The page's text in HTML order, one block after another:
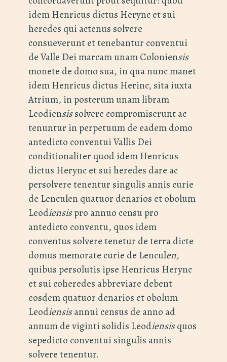
idem Henricus dictus Herync et sui
heredes qui actenus solvere
consueverunt et tenebantur conventui
de Valle Dei marcam unam Coloniensis
monete de domo sua, in qua nunc manet
idem Henricus dictus Herinc, sita iuxta
Atrium, in posterum unam libram
Leodiensissolvere compromiserunt ac
tenuntur in perpetuum de eadem domo
antedicto conventui Vallis Dei
conditionaliter quod idem Henricus
dictus Herync et sui heredes dare ac
persolvere tenentur singulis annis curie
de Lenculen quatuor denarios et obolum
Leodiensispro annuo censu pro
antedicto conventu, quos idem
conventus solvere tenetur de terra dicte
domus memorate curie de Lenculen,
quibus persolutis ipse Henricus Herync
et sui coheredes abbreviare debent
eosdem quatuor denarios et obolum
Leodiensisannui census de anno ad
annum de viginti solidis Leodiensisquos
sepedicto conventui singulis annis
solvere tenentur.